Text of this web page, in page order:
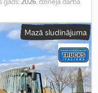
Mazā sludinājuma